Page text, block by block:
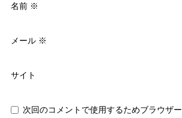
名前 ※
メール ※
サイト
次回のコメントで使用するためブラウザ